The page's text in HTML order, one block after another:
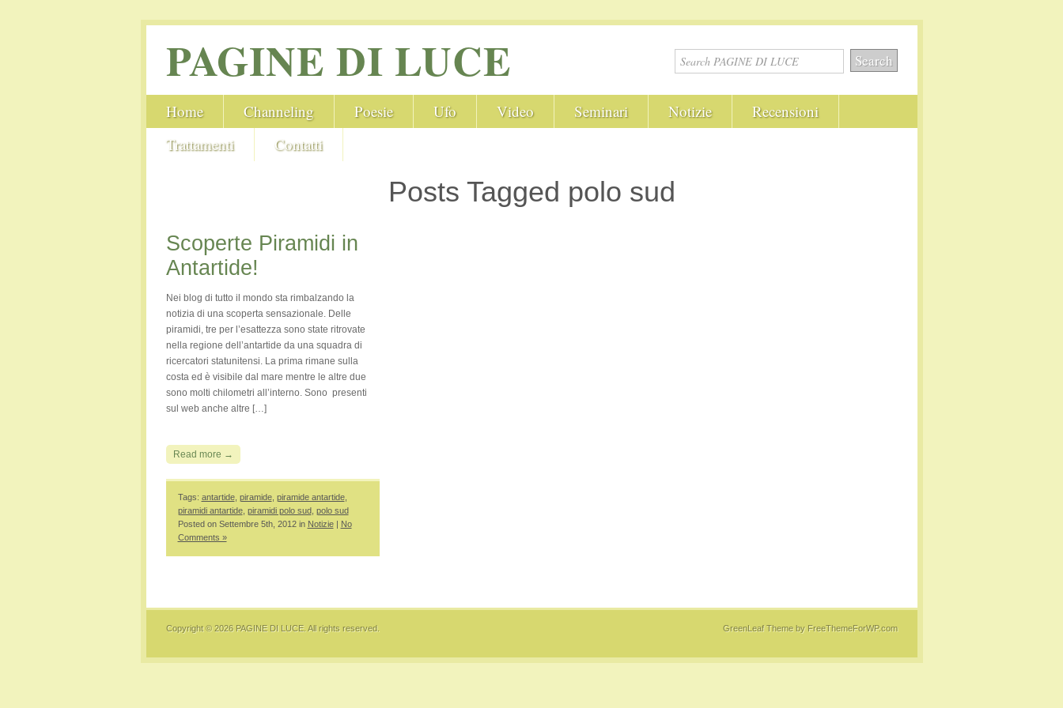
PAGINE DI LUCE
Home Channeling Poesie Ufo Video Seminari Notizie
Recensioni
Trattamenti
Contatti
Posts Tagged polo sud
Scoperte Piramidi in
Antartide!
Nei blog di tutto il mondo sta rimbalzando la
notizia di una scoperta sensazionale. Delle
piramidi, tre per l’esattezza sono state ritrovate
nella regione dell’antartide da una squadra di
ricercatori statunitensi. La prima rimane sulla
costa ed è visibile dal mare mentre le altre due
sono molti chilometri all’interno. Sono presenti
sul web anche altre […]
Read more →
Tags: antartide, piramide, piramide antartide,
piramidi antartide, piramidi polo sud, polo sud
Posted on Settembre 5th, 2012 in Notizie| No
Comments »
Copyright © 2026 PAGINE DI LUCE. All rights reserved. GreenLeaf Themeby FreeThemeForWP.com